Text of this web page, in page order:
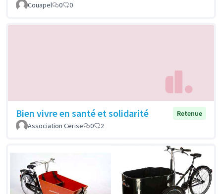
Couapel 0 0
Bien vivre en santé et solidarité
Retenue
Association Cerise
0 2